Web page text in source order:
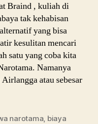
Braind , kuliah di
tak kehabisan
yang bisa
kesulitan mencari
satu yang coba kita
Namanya
atau sebesar
narotama, biaya